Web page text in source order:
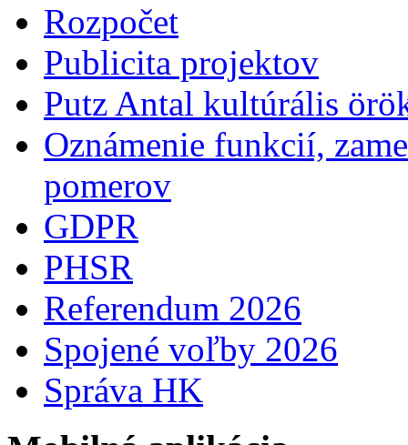
Rozpočet
Publicita projektov
Putz Antal kultúrális
Oznámenie funkcií,
pomerov
GDPR
PHSR
Referendum 2026
Spojené voľby 2026
Správa HK